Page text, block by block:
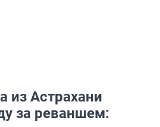
из Астрахани
за реваншем: